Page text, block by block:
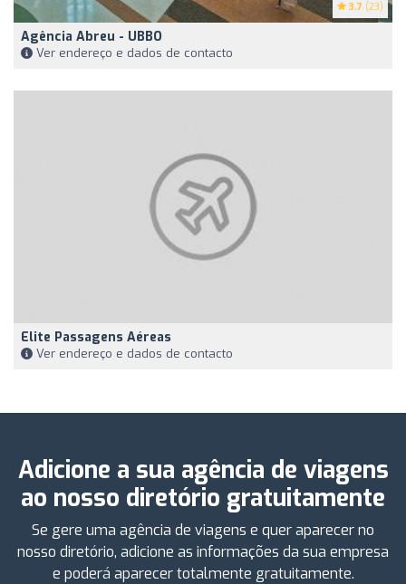
3.7 (23)
Agência Abreu - UBBO
Ver endereço e dados de contacto
Elite Passagens Aéreas
Ver endereço e dados de contacto
Adicione a sua agência de viagens
ao nosso diretório gratuitamente
Se gere uma agência de viagens e quer aparecer no
nosso diretório, adicione as informações da sua empresa
e poderá aparecer totalmente gratuitamente.